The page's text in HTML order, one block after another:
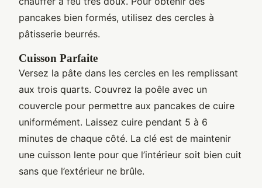
pancakes bien formés, utilisez des cercles à
pâtisserie beurrés.
Cuisson Parfaite
Versez la pâte dans les cercles en les remplissant
aux trois quarts. Couvrez la poêle avec un
couvercle pour permettre aux pancakes de cuire
uniformément. Laissez cuire pendant 5 à 6
minutes de chaque côté. La clé est de maintenir
une cuisson lente pour que l’intérieur soit bien cuit
sans que l’extérieur ne brûle.